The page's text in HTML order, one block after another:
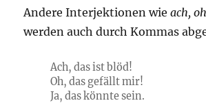
Andere Interjektionen wieach, oh
werden auch durch Kommas
Ach, das ist blöd!
Oh, das gefällt mir!
Ja, das könnte sein.